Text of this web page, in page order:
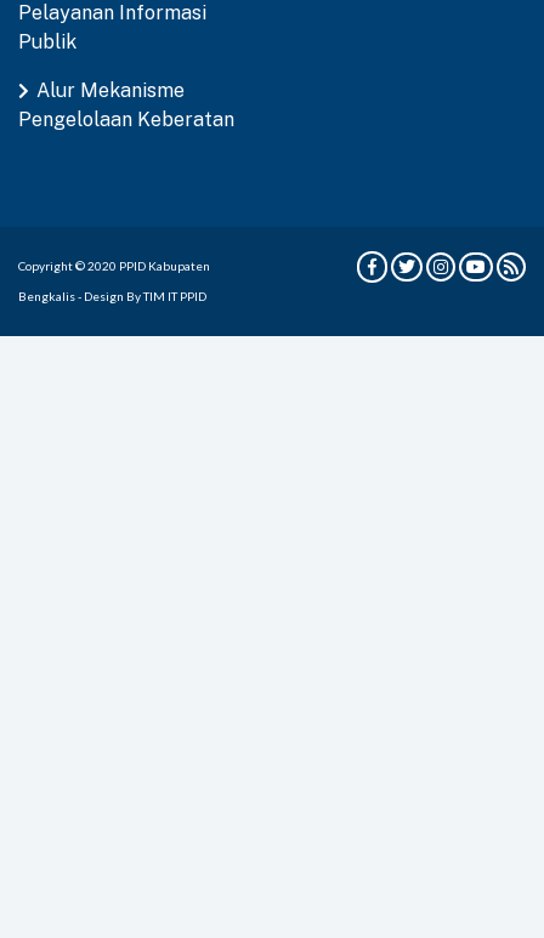
Pelayanan Informasi
Publik
Alur Mekanisme
Pengelolaan Keberatan
Copyright © 2020 PPID Kabupaten
Bengkalis - Design By TIM IT PPID